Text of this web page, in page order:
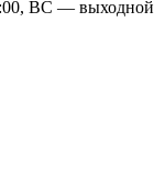
ВС — выходной